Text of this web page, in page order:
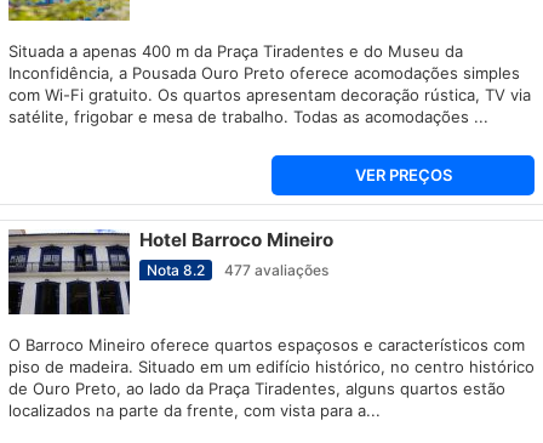
Situada a apenas 400 m da Praça Tiradentes e do Museu da
Inconfidência, a Pousada Ouro Preto oferece acomodações simples
com Wi-Fi gratuito. Os quartos apresentam decoração rústica, TV via
satélite, frigobar e mesa de trabalho. Todas as acomodações ...
VER PREÇOS
Hotel Barroco Mineiro
Nota 8.2 477 avaliações
O Barroco Mineiro oferece quartos espaçosos e característicos com
piso de madeira. Situado em um edifício histórico, no centro histórico
de Ouro Preto, ao lado da Praça Tiradentes, alguns quartos estão
localizados na parte da frente, com vista para a...